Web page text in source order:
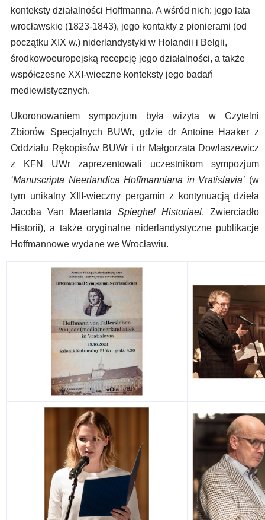
konteksty działalności Hoffmanna. A wśród nich: jego lata
wrocławskie (1823-1843), jego kontakty z pionierami (od
początku XIX w.) niderlandystyki w Holandii i Belgii,
środkowoeuropejską recepcję jego działalności, a także
współczesne XXI-wieczne konteksty jego badań
mediewistycznych.
Ukoronowaniem sympozjum była wizyta w Czytelni
Zbiorów Specjalnych BUWr, gdzie dr Antoine Haaker z
Oddziału Rękopisów BUWr i dr Małgorzata Dowlaszewicz
z KFN UWr zaprezentowali uczestnikom sympozjum
‘Manuscripta Neerlandica Hoffmanniana in Vratislavia’ (w
tym unikalny XIII-wieczny pergamin z kontynuacją dzieła
Jacoba Van Maerlanta Spieghel Historiael, Zwierciadło
Historii), a także oryginalne niderlandystyczne publikacje
Hoffmannowe wydane we Wrocławiu.